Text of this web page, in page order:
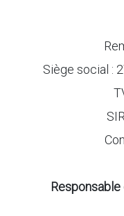
Siège social :